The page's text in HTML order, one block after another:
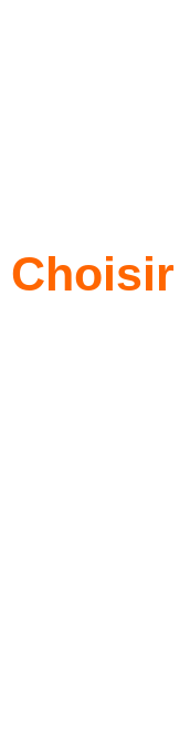
Choisir